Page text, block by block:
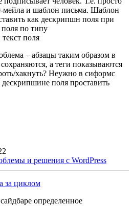
мейла и шаблон письма. Шаблон
как дескрипшн поля при
поля по типу
поля
– абзацы таким образом в
а теги показываются
хакнуть? Неужно в сиформс
поля проставить
и решения с WordPress
рубрику поста за циклом
определенное